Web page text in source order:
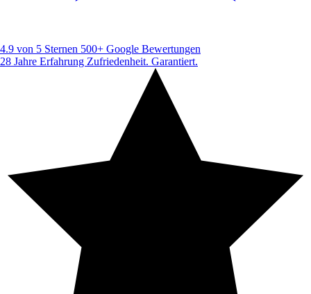
4.9 von 5 Sternen 500+ Google Bewertungen
28 Jahre Erfahrung Zufriedenheit. Garantiert.